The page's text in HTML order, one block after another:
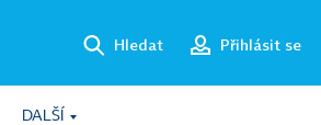
Hledat Přihlásit se
DALŠÍ